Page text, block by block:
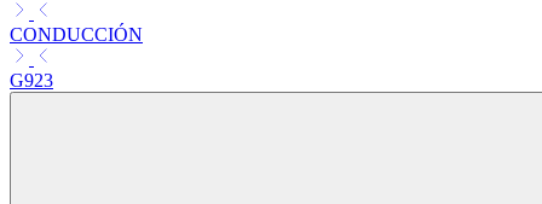
CONDUCCIÓN
G923